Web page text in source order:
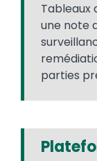
Tableaux
une note
parties